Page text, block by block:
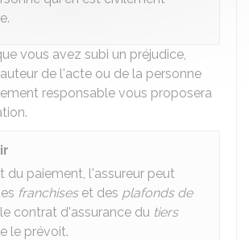
vous avez subi un préjudice,
de l'acte ou de la personne
responsable vous proposera
du paiement, l'assureur peut
franchiseset des plafonds de
le contrat d'assurance du tiers
le prévoit.